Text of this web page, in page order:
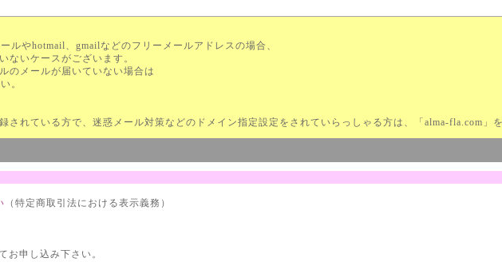
ルやhotmail、gmailなどのフリーメールアドレスの場合、
ないケースがございます。
のメールが届いていない場合は
。
されている方で、迷惑メール対策などのドメイン指定設定をされていらっしゃる方は、「alma-fla.com」
（特定商取引法における表示義務）
申し込み下さい。